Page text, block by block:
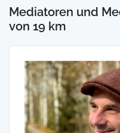
Mediatoren und
von 19 km